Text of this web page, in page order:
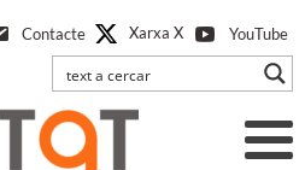
a
l'contingut
Contacte Xarxa X YouTube